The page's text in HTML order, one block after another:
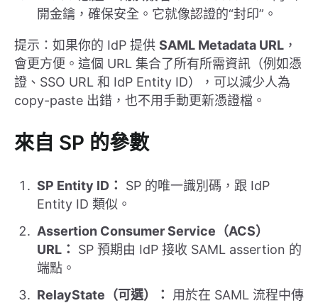
開金鑰，確保安全。它就像認證的“封印”。
提示：如果你的 IdP 提供 SAML Metadata URL ，
會更方便。這個 URL 集合了所有所需資訊（例如憑
證、SSO URL 和 IdP Entity ID），可以減少人為
copy-paste 出錯，也不用手動更新憑證檔。
來自 SP 的參數
SP Entity ID：
SP 的唯一識別碼，跟 IdP
Entity ID 類似。
Assertion Consumer Service（ACS）
URL：
SP 預期由 IdP 接收 SAML assertion 的
端點。
RelayState（可選）：
用於在 SAML 流程中傳